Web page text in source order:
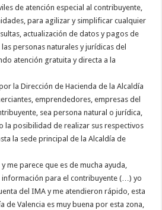
de atención especial al contribuyente,
para agilizar y simplificar cualquier
actualización de datos y pagos de
personas naturales y jurídicas del
atención gratuita y directa a la
la Dirección de Hacienda de la Alcaldía
emprendedores, empresas del
sea persona natural o jurídica,
la posibilidad de realizar sus respectivos
la sede principal de la Alcaldía de
me parece que es de mucha ayuda,
información para el contribuyente (…) yo
del IMA y me atendieron rápido, esta
de Valencia es muy buena por esta zona,